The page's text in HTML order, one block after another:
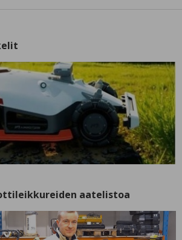
aatelistoa